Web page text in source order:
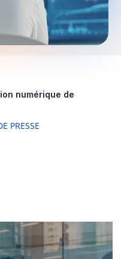
numérique de
PRESSE